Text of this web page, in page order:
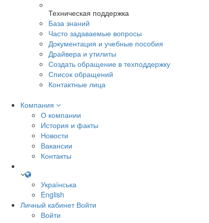
Техническая поддержка
База знаний
Часто задаваемые вопросы
Документация и учебные пособия
Драйвера и утилиты
Создать обращение в техподдержку
Список обращений
Контактные лица
Компания
О компании
История и факты
Новости
Вакансии
Контакты
Українська
English
Личный кабинет Войти
Войти